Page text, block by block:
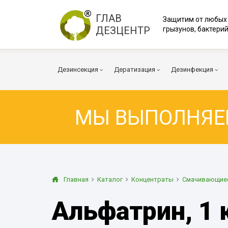
ГЛАВ
ДЕЗЦЕНТР
Защитим от любых
грызунов,
Дезинсекция
Тараканы
Осы
Дератизация
Мыши
Дезинфекция
Коронавирус
Транспорт
Вентиляция
МЫ
Главная Каталог Концентраты
Альфатрин, 1